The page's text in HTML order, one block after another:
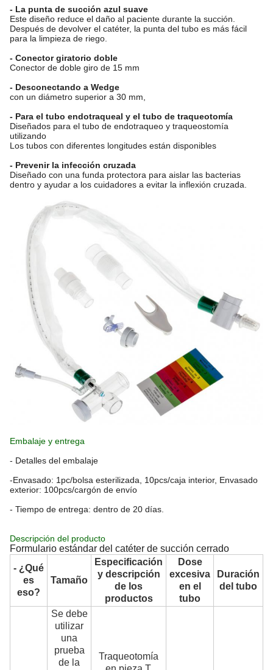
- La punta de succión azul suave
Este diseño reduce el daño al paciente durante la succión.
Después de devolver el catéter, la punta del tubo es más fácil
para la limpieza de riego.
- Conector giratorio doble
Conector de doble giro de 15 mm
- Desconectando a Wedge
con un diámetro superior a 30 mm,
- Para el tubo endotraqueal y el tubo de traqueotomía
Diseñados para el tubo de endotraqueo y traqueostomía
utilizando
Los tubos con diferentes longitudes están disponibles
- Prevenir la infección cruzada
Diseñado con una funda protectora para aislar las bacterias
dentro y ayudar a los cuidadores a evitar la inflexión cruzada.
Embalaje y entrega
- Detalles del embalaje
-Envasado: 1pc/bolsa esterilizada, 10pcs/caja interior, Envasado
exterior: 100pcs/cargón de envío
- Tiempo de entrega: dentro de 20 días.
Descripción del producto
Formulario estándar del catéter de succión cerrado
- ¿Qué
es
eso?
Tamaño
Especificación
y descripción
de los
productos
Dose
excesiva
en el
tubo
Duración
del tubo
Se debe
utilizar
una
prueba
de la
Traqueotomía